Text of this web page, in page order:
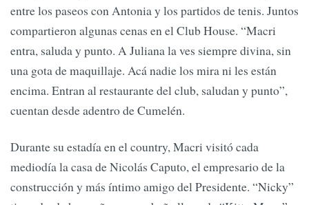
entre los paseos con Antonia y los partidos de tenis. Juntos
compartieron algunas cenas en el Club House. “Macri
entra, saluda y punto. A Juliana la ves siempre divina, sin
una gota de maquillaje. Acá nadie los mira ni les están
encima. Entran al restaurante del club, saludan y punto”,
cuentan desde adentro de Cumelén.
Durante su estadía en el country, Macri visitó cada
mediodía la casa de Nicolás Caputo, el empresario de la
construcción y más íntimo amigo del Presidente. “Nicky”